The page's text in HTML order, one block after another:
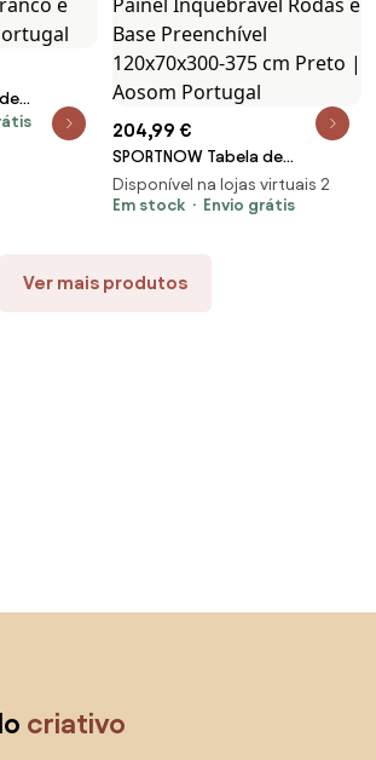
com
204,99 €
SPORTNOW Tabela de
Basquetebol para Exterior com
Altura Ajustável Portátil
Preenchível 120x70x300-375
Disponível na lojas virtuais 2
Em stock
Envio grátis
Ver mais produtos
criativo